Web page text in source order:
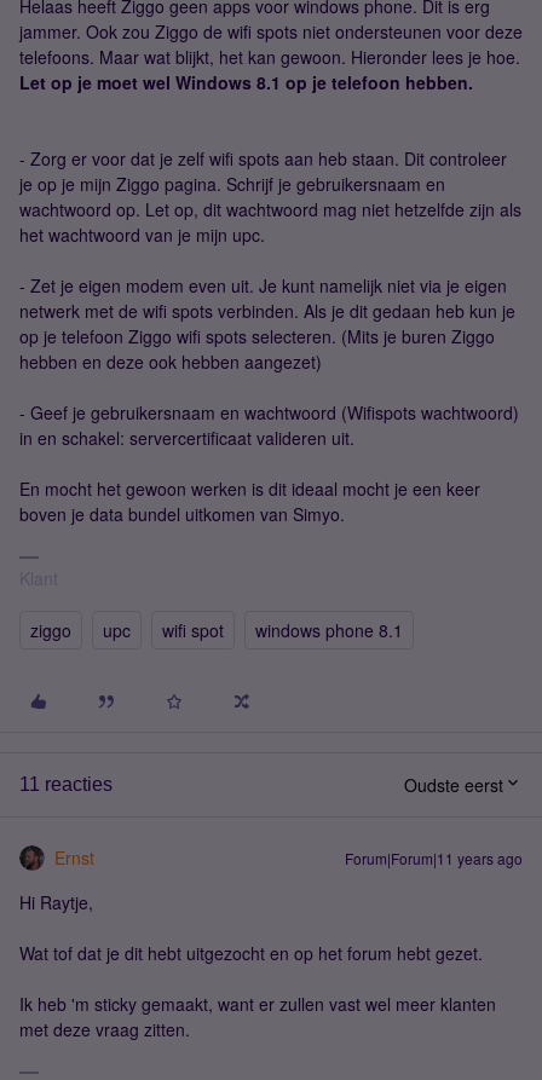
Helaas heeft Ziggo geen apps voor windows phone. Dit is erg
jammer. Ook zou Ziggo de wifi spots niet ondersteunen voor deze
telefoons. Maar wat blijkt, het kan gewoon. Hieronder lees je hoe.
Let op je moet wel Windows 8.1 op je telefoon hebben.
- Zorg er voor dat je zelf wifi spots aan heb staan. Dit controleer
je op je mijn Ziggo pagina. Schrijf je gebruikersnaam en
wachtwoord op. Let op, dit wachtwoord mag niet hetzelfde zijn als
het wachtwoord van je mijn upc.
- Zet je eigen modem even uit. Je kunt namelijk niet via je eigen
netwerk met de wifi spots verbinden. Als je dit gedaan heb kun je
op je telefoon Ziggo wifi spots selecteren. (Mits je buren Ziggo
hebben en deze ook hebben aangezet)
- Geef je gebruikersnaam en wachtwoord (Wifispots wachtwoord)
in en schakel: servercertificaat valideren uit.
En mocht het gewoon werken is dit ideaal mocht je een keer
boven je data bundel uitkomen van Simyo.
Klant
ziggo upc wifi spot windows phone 8.1
11 reacties Oudste eerst
Ernst Forum|Forum|11 years ago
Hi Raytje,
Wat tof dat je dit hebt uitgezocht en op het forum hebt gezet.
Ik heb 'm sticky gemaakt, want er zullen vast wel meer klanten
met deze vraag zitten.